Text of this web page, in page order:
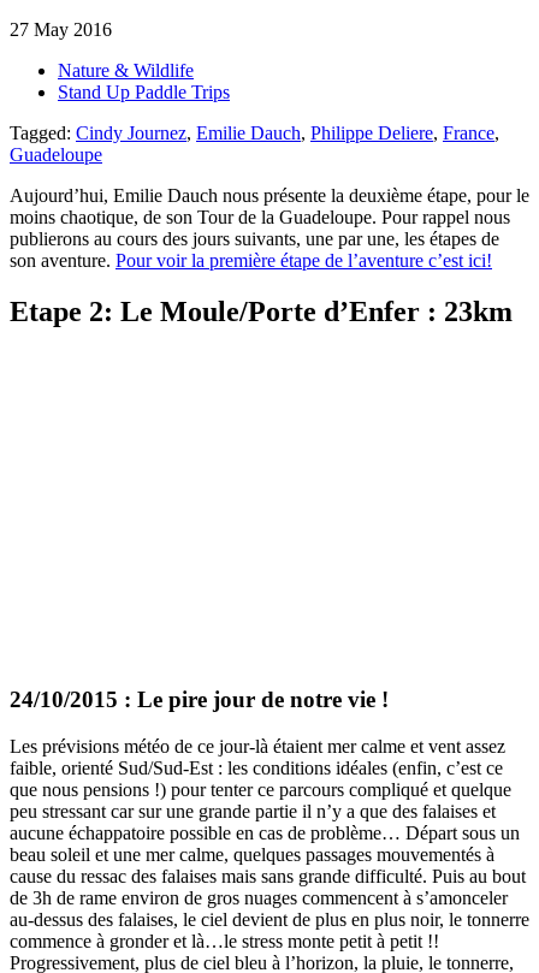
27 May 2016
Nature & Wildlife
Stand Up Paddle Trips
Tagged: Cindy Journez, Emilie Dauch, Philippe Deliere, France,
Guadeloupe
Aujourd’hui, Emilie Dauch nous présente la deuxième étape, pour le
moins chaotique, de son Tour de la Guadeloupe. Pour rappel nous
publierons au cours des jours suivants, une par une, les étapes de
son aventure. Pour voir la première étape de l’aventure c’est ici!
Etape 2: Le Moule/Porte d’Enfer : 23km
24/10/2015 : Le pire jour de notre vie !
Les prévisions météo de ce jour-là étaient mer calme et vent assez
faible, orienté Sud/Sud-Est : les conditions idéales (enfin, c’est ce
que nous pensions !) pour tenter ce parcours compliqué et quelque
peu stressant car sur une grande partie il n’y a que des falaises et
aucune échappatoire possible en cas de problème… Départ sous un
beau soleil et une mer calme, quelques passages mouvementés à
cause du ressac des falaises mais sans grande difficulté. Puis au bout
de 3h de rame environ de gros nuages commencent à s’amonceler
au-dessus des falaises, le ciel devient de plus en plus noir, le tonnerre
commence à gronder et là…le stress monte petit à petit !!
Progressivement, plus de ciel bleu à l’horizon, la pluie, le tonnerre,